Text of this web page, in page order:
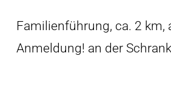
Familienführung, ca. 2 km,
Anmeldung! an der